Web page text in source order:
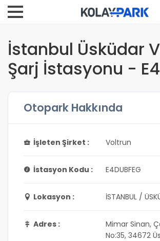
İstanbul Üsküdar
Şarj İstasyonu -
Otopark Hakkında
İşleten Şirket : Voltrun
İstasyon Kodu : E4DUBFEG
Lokasyon : İSTANBUL /
Adres :
Mimar Sinan,
No:35, 34672